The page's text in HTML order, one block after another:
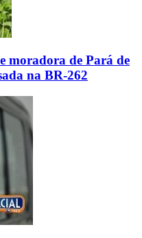
moradora de Pará de
na BR-262